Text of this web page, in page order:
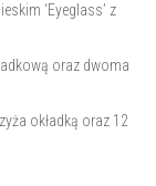
‘Eyeglass’ z
oraz dwoma
okładką oraz 12